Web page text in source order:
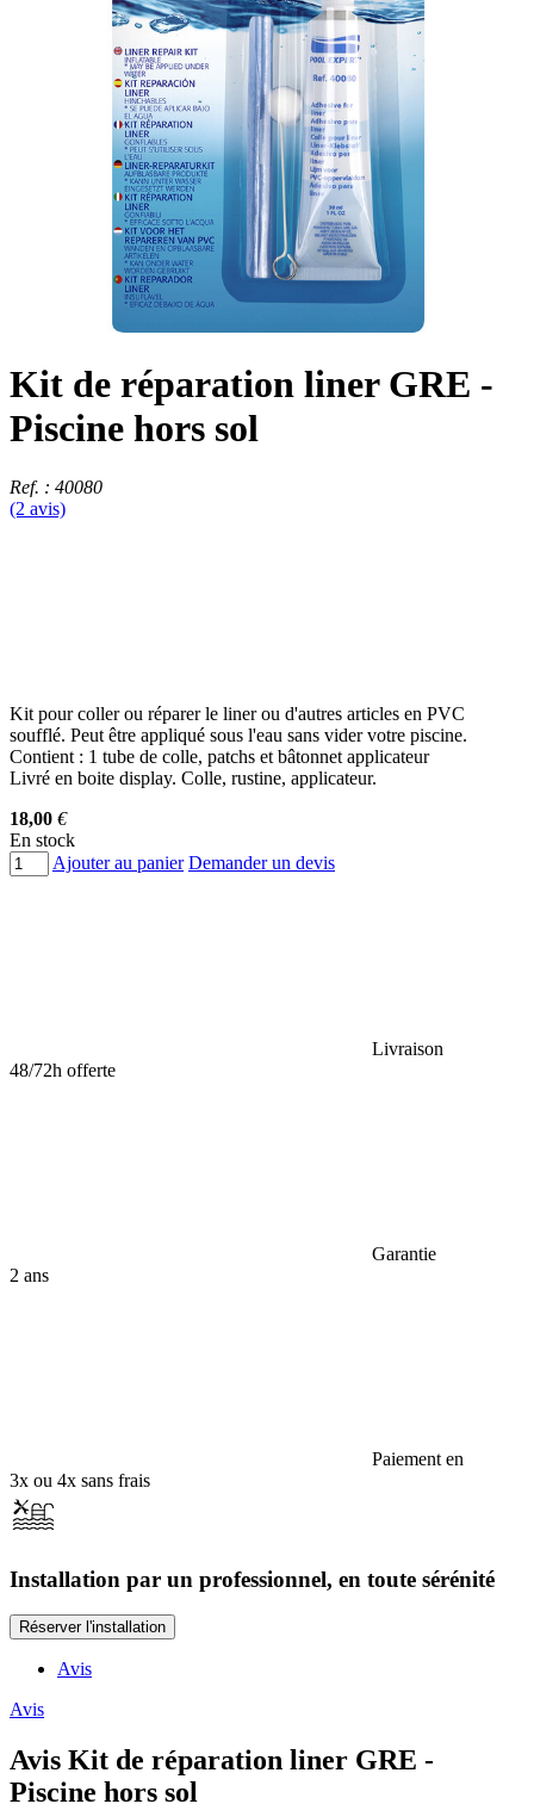
Kit de réparation liner GRE -
Piscine hors sol
Ref. : 40080
(2 avis)
Kit pour coller ou réparer le liner ou d'autres articles en PVC
soufflé. Peut être appliqué sous l'eau sans vider votre piscine.
Contient : 1 tube de colle, patchs et bâtonnet applicateur
Livré en boite display. Colle, rustine, applicateur.
18,00 €
En stock
Ajouter au panier Demander un devis
Livraison
48/72h offerte
Garantie
2 ans
Paiement en
3x ou 4x sans frais
Installation par un professionnel, en toute sérénité
Réserver l'installation
Avis
Avis
Avis Kit de réparation liner GRE -
Piscine hors sol